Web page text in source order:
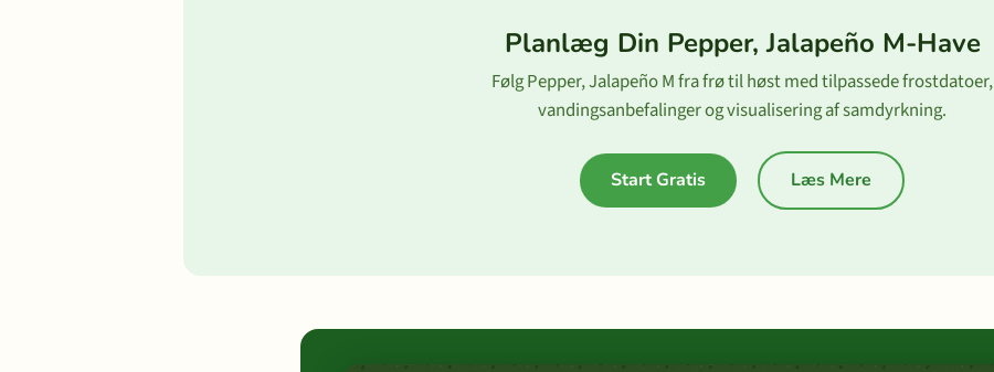
Planlæg Din Pepper, Jalapeño M-Have
Følg Pepper, Jalapeño M fra frø til høst med tilpassede frostdatoer,
vandingsanbefalinger og visualisering af samdyrkning.
Start Gratis Læs Mere